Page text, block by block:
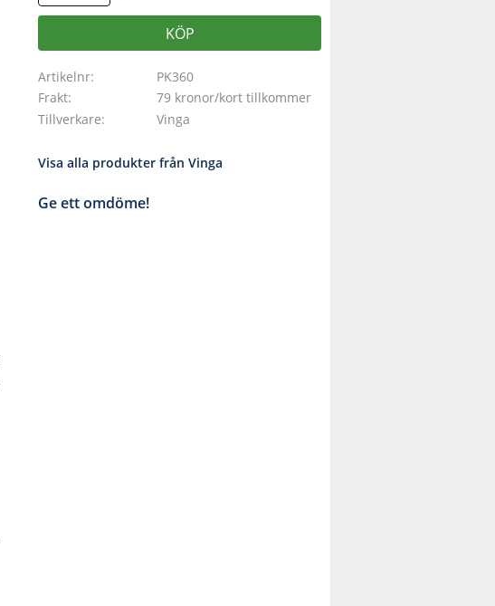
KÖP
Artikelnr
PK360
Frakt
79 kronor/kort tillkommer
Tillverkare
Vinga
Visa alla produkter från Vinga
Ge ett omdöme!